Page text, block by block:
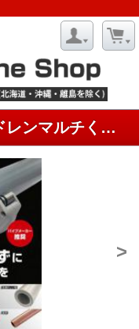
Nekia742JPN用替刃(1枚) ドレンマルチくん チューブカッター742JPN専用替刃
>